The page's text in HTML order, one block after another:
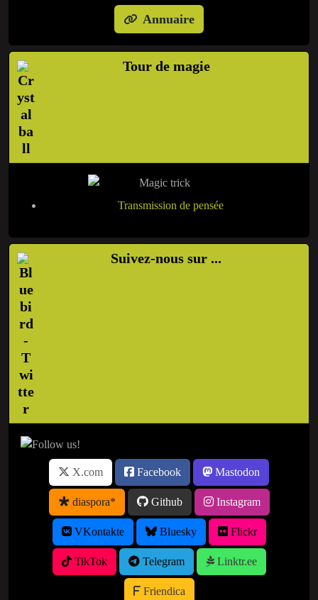
Annuaire
Tour de magie
Transmission de pensée
Suivez-nous sur ...
X.com Facebook Mastodon
diaspora* Github Instagram
VKontakte Bluesky Flickr
TikTok Telegram Linktr.ee
Friendica